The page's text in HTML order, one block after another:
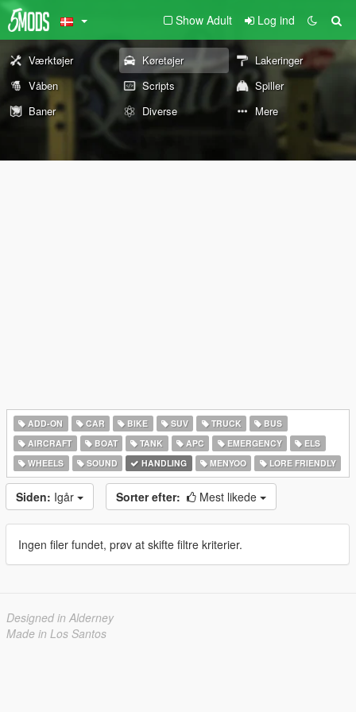
Show Adult Log ind
Værktøjer Køretøjer
Lakeringer
Våben
Scripts
Spiller
Baner
Diverse Mere
ADD-ON CAR BIKE SUV TRUCK
BUS
AIRCRAFT
BOAT TANK APC EMERGENCY
ELS
WHEELS
SOUND HANDLING MENYOO LORE FRIENDLY
Siden: Igår Sorter efter: Mest likede
Ingen filer fundet, prøv at skifte filtre kriterier.
Designed in Alderney
Made in Los Santos